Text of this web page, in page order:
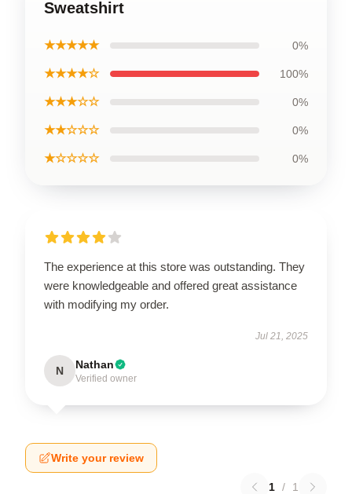
Sweatshirt
★★★★★ 0%
★★★★☆ 100%
★★★☆☆ 0%
★★☆☆☆ 0%
★☆☆☆☆ 0%
The experience at this store was outstanding. They
were knowledgeable and offered great assistance
with modifying my order.
Jul 21, 2025
N Nathan
Verified owner
Write your review
1 / 1